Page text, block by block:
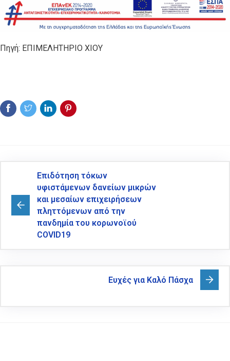
Πηγή: ΕΠΙΜΕΛΗΤΗΡΙΟ ΧΙΟΥ
Επιδότηση τόκων
υφιστάμενων δανείων μικρών
και μεσαίων επιχειρήσεων
πληττόμενων από την
πανδημία του κορωνοϊού
COVID19
Ευχές για Καλό Πάσχα